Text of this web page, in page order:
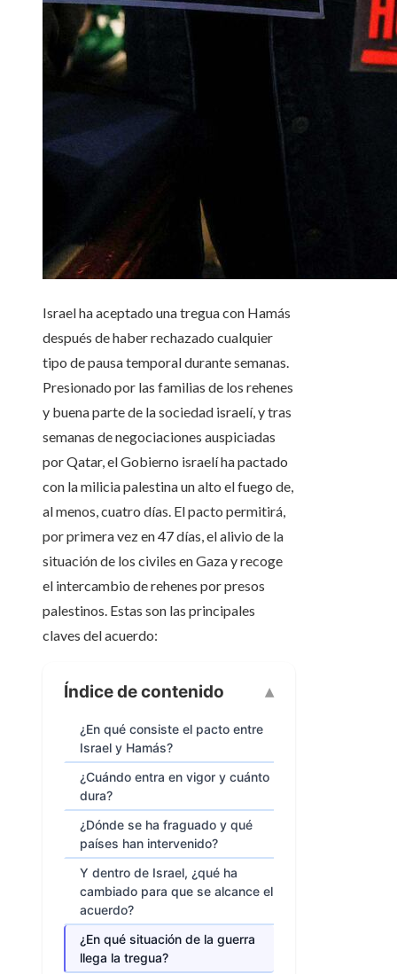
Israel ha aceptado una tregua con Hamás
después de haber rechazado cualquier
tipo de pausa temporal durante semanas.
Presionado por las familias de los rehenes
y buena parte de la sociedad israelí, y tras
semanas de negociaciones auspiciadas
por Qatar, el Gobierno israelí ha pactado
con la milicia palestina un alto el fuego de,
al menos, cuatro días. El pacto permitirá,
por primera vez en 47 días, el alivio de la
situación de los civiles en Gaza y recoge
el intercambio de rehenes por presos
palestinos. Estas son las principales
claves del acuerdo:
Índice de contenido
¿En qué consiste el pacto entre
Israel y Hamás?
¿Cuándo entra en vigor y cuánto
dura?
¿Dónde se ha fraguado y qué
países han intervenido?
Y dentro de Israel, ¿qué ha
cambiado para que se alcance el
acuerdo?
¿En qué situación de la guerra
llega la tregua?